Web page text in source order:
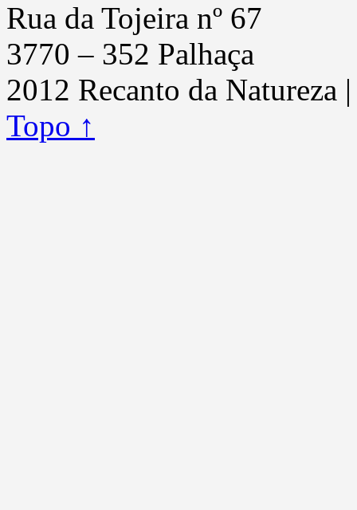
Rua da Tojeira nº 67
3770 – 352 Palhaça
2012 Recanto da Natureza
Topo ↑